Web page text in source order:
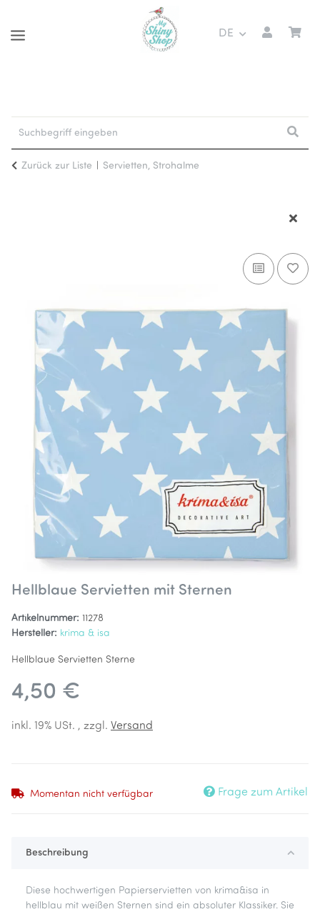
DE
Zurück zur Liste Servietten, Strohalme
Hellblaue Servietten mit Sternen
Artikelnummer: 11278
Hersteller: krima & isa
Hellblaue Servietten Sterne
4,50 €
inkl. 19% USt. , zzgl. Versand
Momentan nicht verfügbar Frage zum Artikel
Beschreibung
Diese hochwertigen Papierservietten von krima&isa in
hellblau mit weißen Sternen sind ein absoluter Klassiker. Sie